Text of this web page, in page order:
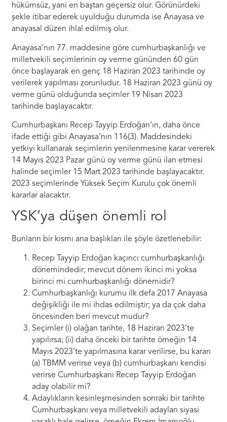
hükümsüz, yani en baştan geçersiz olur. Görünürdeki
şekle itibar ederek uyulduğu durumda ise Anayasa ve
anayasal düzen ihlal edilmiş olur.
Anayasa’nın 77. maddesine göre cumhurbaşkanlığı ve
milletvekili seçimlerinin oy verme gününden 60 gün
önce başlayarak en genç 18 Haziran 2023 tarihinde oy
verilerek yapılması zorunludur. 18 Haziran 2023 günü oy
verme günü olduğunda seçimler 19 Nisan 2023
tarihinde başlayacaktır.
Cumhurbaşkanı Recep Tayyip Erdoğan’ın, daha önce
ifade ettiği gibi Anayasa’nın 116(3). Maddesindeki
yetkiyi kullanarak seçimlerin yenilenmesine karar vererek
14 Mayıs 2023 Pazar günü oy verme günü ilan etmesi
halinde seçimler 15 Mart 2023 tarihinde başlayacaktır.
2023 seçimlerinde Yüksek Seçim Kurulu çok önemli
kararlar alacaktır.
YSK’ya düşen önemli rol
Bunların bir kısmı ana başlıkları ile şöyle özetlenebilir:
Recep Tayyip Erdoğan kaçıncı cumhurbaşkanlığı
dönemindedir; mevcut dönem ikinci mi yoksa
birinci mi cumhurbaşkanlığı dönemidir?
Cumhurbaşkanlığı kurumu ilk defa 2017 Anayasa
değişikliği ile mi ihdas edilmiştir; ya da çok daha
öncesinden beri mevcut mudur?
Seçimler (i) olağan tarihte, 18 Haziran 2023’te
yapılırsa; (ii) daha önceki bir tarihte örneğin 14
Mayıs 2023’te yapılmasına karar verilirse, bu kararı
(a) TBMM verirse veya (b) cumhurbaşkanı kendisi
verirse Cumhurbaşkanı Recep Tayyip Erdoğan
aday olabilir mi?
Adaylıkların kesinleşmesinden sonraki bir tarihte
Cumhurbaşkanı veya milletvekili adayları siyasi